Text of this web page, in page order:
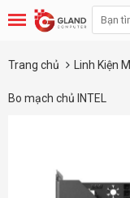
Trang chủ Linh Kiện
Bo mạch chủ INTEL